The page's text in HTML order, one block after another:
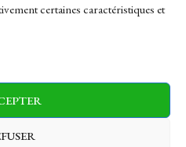
certaines caractéristiques et
Politics
Sports Travel